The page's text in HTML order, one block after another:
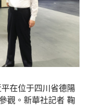
在位于四川省德陽
觀。新華社記者 鞠